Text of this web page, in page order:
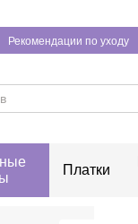
Рекомендации по уходу
Платки